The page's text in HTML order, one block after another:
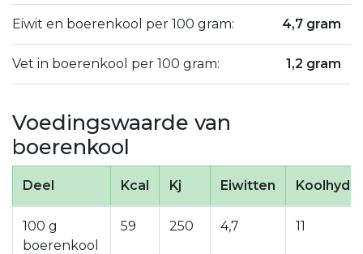
Eiwit en boerenkool per 100 gram: 4,7 gram
Vet in boerenkool per 100 gram: 1,2 gram
Voedingswaarde van
boerenkool
Deel Kcal Kj Eiwitten
100 g
boerenkool
59 250 4,7 11